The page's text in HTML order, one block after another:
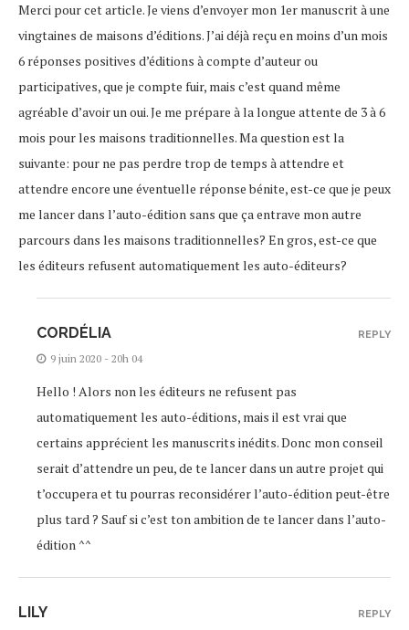
Merci pour cet article. Je viens d’envoyer mon 1er manuscrit à une
vingtaines de maisons d’éditions. J’ai déjà reçu en moins d’un mois
6 réponses positives d’éditions à compte d’auteur ou
participatives, que je compte fuir, mais c’est quand même
agréable d’avoir un oui. Je me prépare à la longue attente de 3 à 6
mois pour les maisons traditionnelles. Ma question est la
suivante: pour ne pas perdre trop de temps à attendre et
attendre encore une éventuelle réponse bénite, est-ce que je peux
me lancer dans l’auto-édition sans que ça entrave mon autre
parcours dans les maisons traditionnelles? En gros, est-ce que
les éditeurs refusent automatiquement les auto-éditeurs?
CORDÉLIA
9 juin 2020 - 20h 04
Hello ! Alors non les éditeurs ne refusent pas
automatiquement les auto-éditions, mais il est vrai que
certains apprécient les manuscrits inédits. Donc mon conseil
serait d’attendre un peu, de te lancer dans un autre projet qui
t’occupera et tu pourras reconsidérer l’auto-édition peut-être
plus tard ? Sauf si c’est ton ambition de te lancer dans l’auto-
édition ^^
REPLY
LILY REPLY